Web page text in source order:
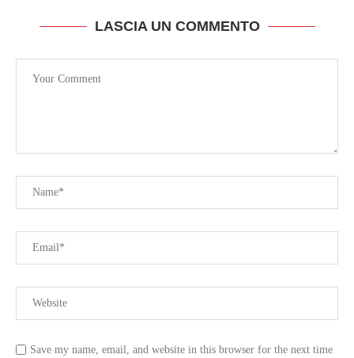
LASCIA UN COMMENTO
Save my name, email, and website in this browser for the next time